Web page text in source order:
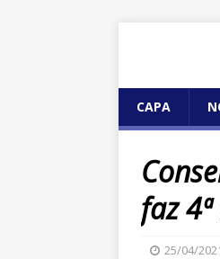
CAPA
faz
25/04/